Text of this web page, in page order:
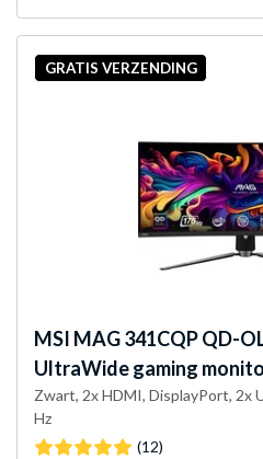
GRATIS VERZENDING
MSI MAG 341CQP QD-
UltraWide gaming
Zwart, 2x HDMI, DisplayPort, 2x
Hz
(12)